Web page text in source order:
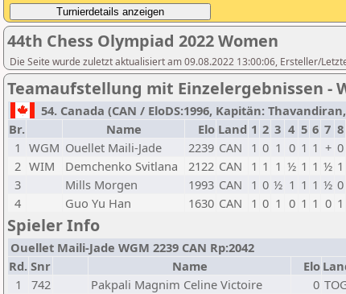
44th Chess Olympiad 2022 Women
Die Seite wurde zuletzt aktualisiert am 09.08.2022 13:00:06, Ersteller/
Teamaufstellung mit Einzelergebnissen -
54. Canada (CAN / EloDS:1996, Kapitän:
Br.
Name Elo Land 1 2 3 4 5 6 7 8
1 WGM Ouellet Maili-Jade 2239 CAN 1 0 1 0 1 1 + 0
2 WIM Demchenko Svitlana 2122 CAN 1 1 1 ½ 1 1 ½ 1
3
Mills Morgen 1993 CAN 1 0 ½ 1 1 1 ½ 0
4
Guo Yu Han 1630 CAN 1 0 1 0 1 1 0 1
Spieler Info
Ouellet Maili-Jade WGM 2239 CAN Rp:2042
Rd. Snr Name Elo
1
742 Pakpali Magnim Celine Victoire 0